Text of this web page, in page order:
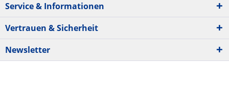
Service & Informationen
Vertrauen & Sicherheit
Newsletter